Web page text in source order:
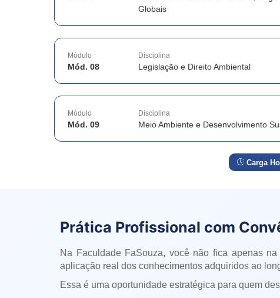
Globais
Módulo
Mód. 08
Disciplina
Legislação e Direito Ambiental
Módulo
Mód. 09
Disciplina
Meio Ambiente e Desenvolvimento
Carga
Prática Profissional com
Na Faculdade FaSouza, você não fica apenas
aplicação real dos conhecimentos adquiridos ao
Essa é uma oportunidade estratégica para quem